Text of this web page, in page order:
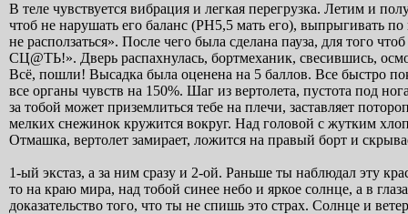
В теле чувствуется вибрация и легкая перегрузка. Летим и
чтоб не нарушать его баланс (РН5,5 мать его), выпрыгивать
не расползаться». После чего была сделана пауза, для того
СЦ@ТЬ!». Дверь распахнулась, бортмеханик, свесившись,
Всё, пошли! Высадка была оценена на 5 баллов. Все быстро
все органы чувств на 150%. Шаг из вертолета, пустота под
за тобой может приземлиться тебе на плечи, заставляет
мелких снежинок кружится вокруг. Над головой с жутким
Отмашка, вертолет замирает, ложится на правый борт и
1-ый экстаз, а за ним сразу и 2-ой. Раньше ты наблюдал эту
то на краю мира, над тобой синее небо и яркое солнце, а в
доказательство того, что ты не спишь это страх. Солнце и